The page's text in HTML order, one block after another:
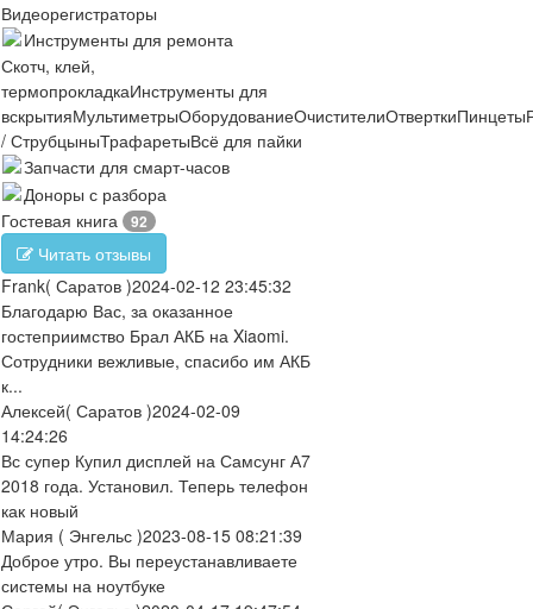
Видеорегистраторы
Инструменты для ремонта
Скотч, клей,
термопрокладкаИнструменты для
вскрытияМультиметрыОборудованиеОчистителиОтверткиПинцеты
/ СтрубцыныТрафаретыВсё для пайки
Запчасти для смарт-часов
Доноры с разбора
Гостевая книга
92
Читать отзывы
Frank( Саратов )2024-02-12 23:45:32
Благодарю Вас, за оказанное
гостеприимство Брал АКБ на Xiaomi.
Сотрудники вежливые, спасибо им АКБ
к...
Алексей( Саратов )2024-02-09
14:24:26
Вс супер Купил дисплей на Самсунг А7
2018 года. Установил. Теперь телефон
как новый
Мария ( Энгельс )2023-08-15 08:21:39
Доброе утро. Вы переустанавливаете
системы на ноутбуке